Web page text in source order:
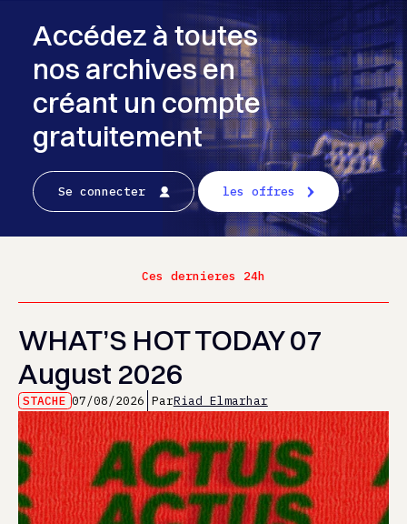
Accédez à toutes
nos archives en
créant un compte
gratuitement
Se connecter les offres
Ces dernieres 24h
WHAT’S HOT TODAY 07
August 2026
STACHE 07/08/2026 ParRiad Elmarhar